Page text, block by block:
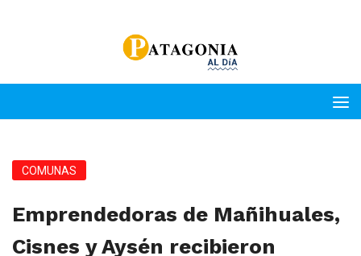
COMUNAS
Emprendedoras de Mañihuales,
Cisnes y Aysén recibieron